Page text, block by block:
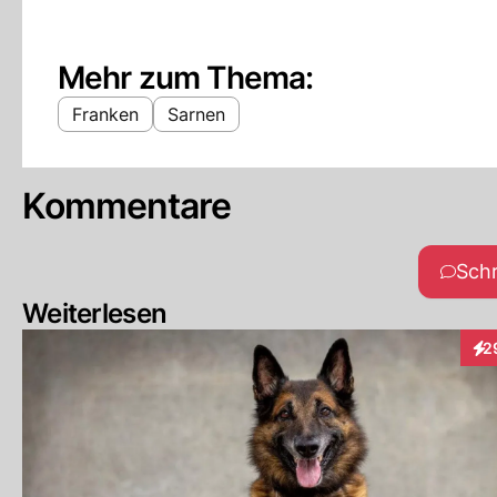
Mehr zum Thema:
Franken Sarnen
Kommentare
Weiterlesen